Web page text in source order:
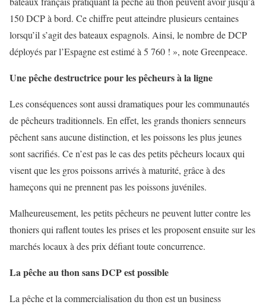
150 DCP à bord. Ce chiffre peut atteindre plusieurs centaines
lorsqu’il s’agit des bateaux espagnols. Ainsi, le nombre de DCP
déployés par l’Espagne est estimé à 5 760 ! », note Greenpeace.
Une pêche destructrice pour les pêcheurs à la ligne
Les conséquences sont aussi dramatiques pour les communautés
de pêcheurs traditionnels. En effet, les grands thoniers senneurs
pêchent sans aucune distinction, et les poissons les plus jeunes
sont sacrifiés. Ce n’est pas le cas des petits pêcheurs locaux qui
visent que les gros poissons arrivés à maturité, grâce à des
hameçons qui ne prennent pas les poissons juvéniles.
Malheureusement, les petits pêcheurs ne peuvent lutter contre les
thoniers qui raflent toutes les prises et les proposent ensuite sur les
marchés locaux à des prix défiant toute concurrence.
La pêche au thon sans DCP est possible
La pêche et la commercialisation du thon est un business